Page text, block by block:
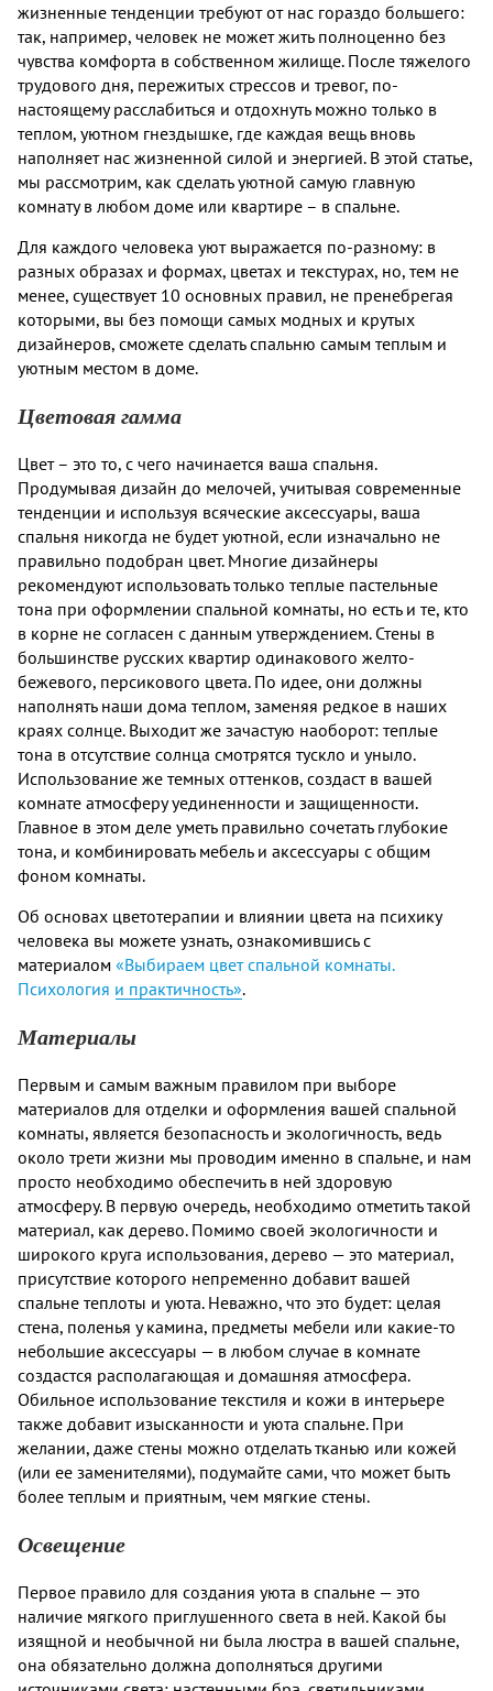
жизненные тенденции требуют от нас гораздо большего:
так, например, человек не может жить полноценно без
чувства комфорта в собственном жилище. После тяжелого
трудового дня, пережитых стрессов и тревог, по-
настоящему расслабиться и отдохнуть можно только в
теплом, уютном гнездышке, где каждая вещь вновь
наполняет нас жизненной силой и энергией. В этой статье,
мы рассмотрим, как сделать уютной самую главную
комнату в любом доме или квартире – в спальне.
Для каждого человека уют выражается по-разному: в
разных образах и формах, цветах и текстурах, но, тем не
менее, существует 10 основных правил, не пренебрегая
которыми, вы без помощи самых модных и крутых
дизайнеров, сможете сделать спальню самым теплым и
уютным местом в доме.
Цветовая гамма
Цвет – это то, с чего начинается ваша спальня.
Продумывая дизайн до мелочей, учитывая современные
тенденции и используя всяческие аксессуары, ваша
спальня никогда не будет уютной, если изначально не
правильно подобран цвет. Многие дизайнеры
рекомендуют использовать только теплые пастельные
тона при оформлении спальной комнаты, но есть и те, кто
в корне не согласен с данным утверждением. Стены в
большинстве русских квартир одинакового желто-
бежевого, персикового цвета. По идее, они должны
наполнять наши дома теплом, заменяя редкое в наших
краях солнце. Выходит же зачастую наоборот: теплые
тона в отсутствие солнца смотрятся тускло и уныло.
Использование же темных оттенков, создаст в вашей
комнате атмосферу уединенности и защищенности.
Главное в этом деле уметь правильно сочетать глубокие
тона, и комбинировать мебель и аксессуары с общим
фоном комнаты.
Об основах цветотерапии и влиянии цвета на психику
человека вы можете узнать, ознакомившись с
материалом «Выбираем цвет спальной комнаты.
Психология и практичность».
Материалы
Первым и самым важным правилом при выборе
материалов для отделки и оформления вашей спальной
комнаты, является безопасность и экологичность, ведь
около трети жизни мы проводим именно в спальне, и нам
просто необходимо обеспечить в ней здоровую
атмосферу. В первую очередь, необходимо отметить такой
материал, как дерево. Помимо своей экологичности и
широкого круга использования, дерево — это материал,
присутствие которого непременно добавит вашей
спальне теплоты и уюта. Неважно, что это будет: целая
стена, поленья у камина, предметы мебели или какие-то
небольшие аксессуары — в любом случае в комнате
создастся располагающая и домашняя атмосфера.
Обильное использование текстиля и кожи в интерьере
также добавит изысканности и уюта спальне. При
желании, даже стены можно отделать тканью или кожей
(или ее заменителями), подумайте сами, что может быть
более теплым и приятным, чем мягкие стены.
Освещение
Первое правило для создания уюта в спальне — это
наличие мягкого приглушенного света в ней. Какой бы
изящной и необычной ни была люстра в вашей спальне,
она обязательно должна дополняться другими